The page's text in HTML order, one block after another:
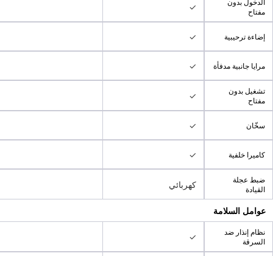
مفتاح
✓
إضاءة ترحيبية ✓
مرايا جانبية مدفأة ✓
تشغيل بدون
مفتاح
✓
سخّان ✓
كاميرا خلفية ✓
ضبط عجلة
القيادة
كهربائي
عوامل السلامة
نظام إنذار ضد
السرقة
✓